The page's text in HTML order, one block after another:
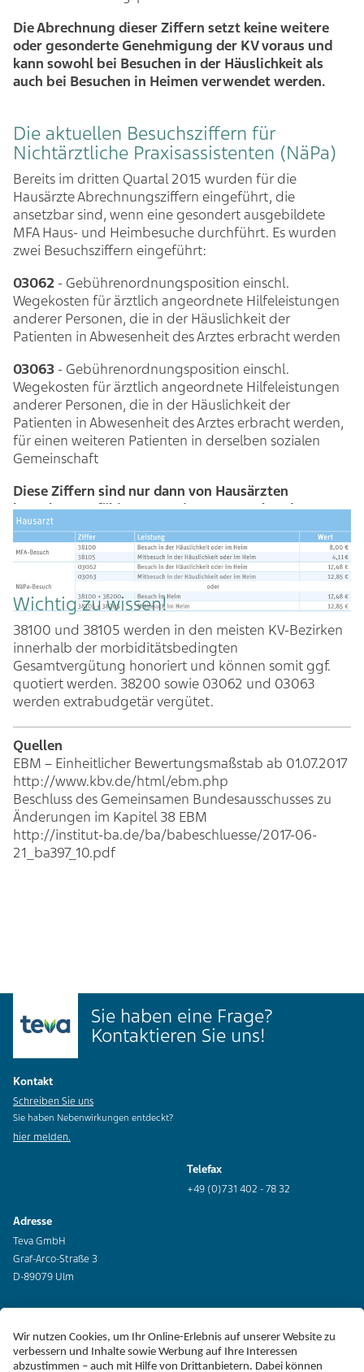
Die Abrechnung dieser Ziffern setzt keine weitere
oder gesonderte Genehmigung der KV voraus und
kann sowohl bei Besuchen in der Häuslichkeit als
auch bei Besuchen in Heimen verwendet werden.
Die aktuellen Besuchsziffern für
Nichtärztliche Praxisassistenten (NäPa)
Bereits im dritten Quartal 2015 wurden für die
Hausärzte Abrechnungsziffern eingeführt, die
ansetzbar sind, wenn eine gesondert ausgebildete
MFA Haus- und Heimbesuche durchführt. Es wurden
zwei Besuchsziffern eingeführt:
03062 - Gebührenordnungsposition einschl.
Wegekosten für ärztlich angeordnete Hilfeleistungen
anderer Personen, die in der Häuslichkeit der
Patienten in Abwesenheit des Arztes erbracht werden
03063 - Gebührenordnungsposition einschl.
Wegekosten für ärztlich angeordnete Hilfeleistungen
anderer Personen, die in der Häuslichkeit der
Patienten in Abwesenheit des Arztes erbracht werden,
für einen weiteren Patienten in derselben sozialen
Gemeinschaft
Diese Ziffern sind nur dann von Hausärzten
berechnungsfähig, wenn eine entsprechende
Genehmigung der KV vorliegt:
Wichtig zu wissen!
38100 und 38105 werden in den meisten KV-Bezirken
innerhalb der morbiditätsbedingten
Gesamtvergütung honoriert und können somit ggf.
quotiert werden. 38200 sowie 03062 und 03063
werden extrabudgetär vergütet.
Quellen
EBM – Einheitlicher Bewertungsmaßstab ab 01.07.2017
http://www.kbv.de/html/ebm.php
Beschluss des Gemeinsamen Bundesausschusses zu
Änderungen im Kapitel 38 EBM
http://institut-ba.de/ba/babeschluesse/2017-06-
21_ba397_10.pdf
Sie haben eine Frage?
Kontaktieren Sie uns!
Kontakt
Schreiben Sie uns
Sie haben Nebenwirkungen entdeckt?
hier melden.
Telefax
+49 (0)731 402 - 78 32
Adresse
Teva GmbH
Graf-Arco-Straße 3
D-89079 Ulm
Erklärung zur Barrierefreiheit